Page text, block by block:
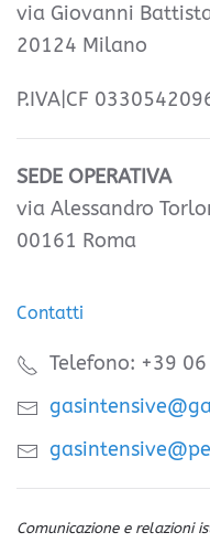
via Giovanni
20124 Milano
P.IVA|CF
SEDE OPERATIVA
via Alessandro
00161 Roma
Contatti
Telefono: +39
Comunicazione e relazioni